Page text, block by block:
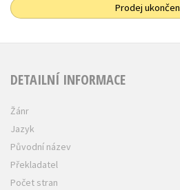
Prodej ukončen
DETAILNÍ INFORMACE
Žánr
Jazyk
Původní název
Překladatel
Počet stran